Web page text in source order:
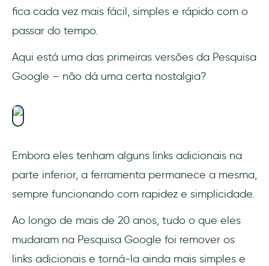
fica cada vez mais fácil, simples e rápido com o
passar do tempo.
Aqui está uma das primeiras versões da Pesquisa
Google – não dá uma certa nostalgia?
Embora eles tenham alguns links adicionais na
parte inferior, a ferramenta permanece a mesma,
sempre funcionando com rapidez e simplicidade.
Ao longo de mais de 20 anos, tudo o que eles
mudaram na Pesquisa Google foi remover os
links adicionais e torná-la ainda mais simples e